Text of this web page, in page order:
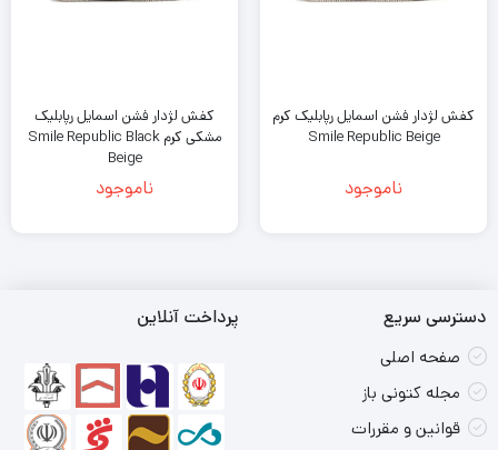
کفش لژدار فشن اسمایل رپابلیک کرم
Smile Republic Beige
ناموجود
کفش لژدار فشن اسمایل رپابلیک
مشکی کرم Smile Republic Black
Beige
ناموجود
دسترسی سریع
صفحه اصلی
مجله کتونی باز
قوانین و مقررات
پرداخت آنلاین